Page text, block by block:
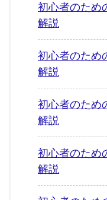
初心者のた
解説
初心者のた
解説
初心者のた
解説
初心者のた
解説